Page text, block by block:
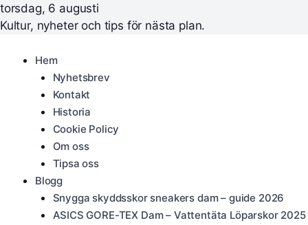
torsdag, 6 augusti
Kultur, nyheter och tips för nästa plan.
Hem
Nyhetsbrev
Kontakt
Historia
Cookie Policy
Om oss
Tipsa oss
Blogg
Snygga skyddsskor sneakers dam – guide 2026
ASICS GORE-TEX Dam – Vattentäta Löparskor 2025